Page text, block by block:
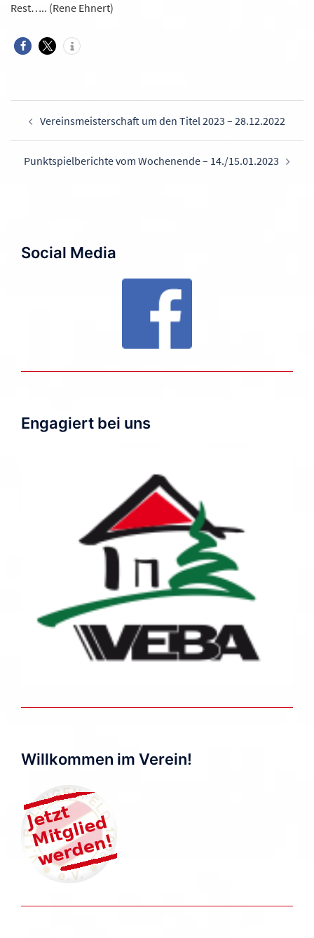
Rest….. (Rene Ehnert)
Vereinsmeisterschaft um den Titel 2023 – 28.12.2022
Punktspielberichte vom Wochenende – 14./15.01.2023
Social Media
Engagiert bei uns
Willkommen im Verein!